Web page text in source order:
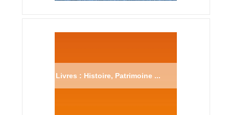
Livres : Histoire, Patrimoine ...